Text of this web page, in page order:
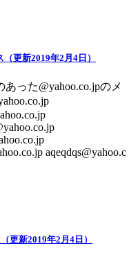
更新2019年2月4日）
った@yahoo.co.jpのメ
aqeqdqs@yahoo.c
更新2019年2月4日）